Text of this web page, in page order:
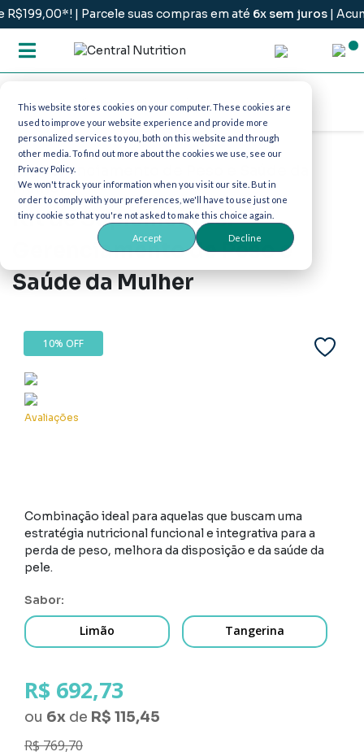
This website stores cookies on your computer. These cookies are
used to improve your website experience and provide more
personalized services to you, both on this website and through
other media. To find out more about the cookies we use, see our
Privacy Policy.
We won't track your information when you visit our site. But in
order to comply with your preferences, we'll have to use just one
tiny cookie so that you're not asked to make this choice again.
Accept Decline
| Parcele suas compras em até 6x sem juros|
Kit Gerenciamento de Peso e Saúde da
Mulher
Kit de Suplementos:
Gerenciamento de Peso e
Saúde da Mulher
10% OFF
Avaliações
Combinação ideal para aquelas que buscam uma
estratégia nutricional funcional e integrativa para a
perda de peso, melhora da disposição e da saúde da
pele.
sabor
Limão Tangerina
R$ 692,73
ou 6x de R$ 115,45
R$ 769,70